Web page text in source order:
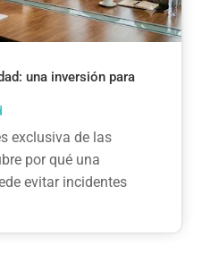
una inversión para
exclusiva de las
por qué una
evitar incidentes